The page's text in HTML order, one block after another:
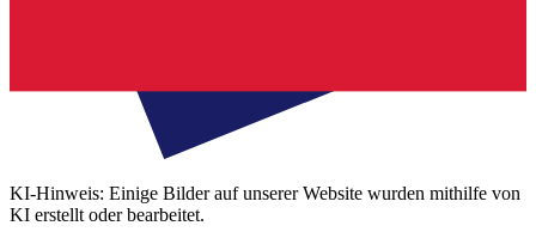
KI-Hinweis: Einige Bilder auf unserer Website wurden mithilfe von
KI erstellt oder bearbeitet.